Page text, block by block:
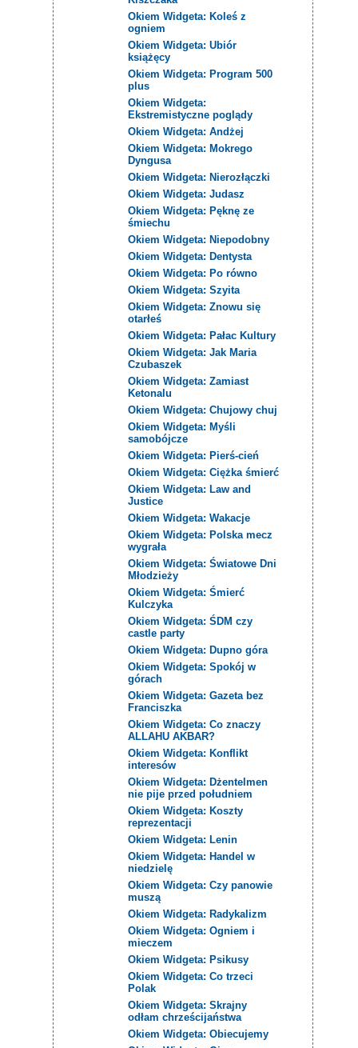
Okiem Widgeta: Koleś z
ogniem
Okiem Widgeta: Ubiór
książęcy
Okiem Widgeta: Program 500
plus
Okiem Widgeta:
Ekstremistyczne poglądy
Okiem Widgeta: Andżej
Okiem Widgeta: Mokrego
Dyngusa
Okiem Widgeta: Nierozłączki
Okiem Widgeta: Judasz
Okiem Widgeta: Pęknę ze
śmiechu
Okiem Widgeta: Niepodobny
Okiem Widgeta: Dentysta
Okiem Widgeta: Po równo
Okiem Widgeta: Szyita
Okiem Widgeta: Znowu się
otarłeś
Okiem Widgeta: Pałac Kultury
Okiem Widgeta: Jak Maria
Czubaszek
Okiem Widgeta: Zamiast
Ketonalu
Okiem Widgeta: Chujowy chuj
Okiem Widgeta: Myśli
samobójcze
Okiem Widgeta: Pierś-cień
Okiem Widgeta: Ciężka śmierć
Okiem Widgeta: Law and
Justice
Okiem Widgeta: Wakacje
Okiem Widgeta: Polska mecz
wygrała
Okiem Widgeta: Światowe Dni
Młodzieży
Okiem Widgeta: Śmierć
Kulczyka
Okiem Widgeta: ŚDM czy
castle party
Okiem Widgeta: Dupno góra
Okiem Widgeta: Spokój w
górach
Okiem Widgeta: Gazeta bez
Franciszka
Okiem Widgeta: Co znaczy
ALLAHU AKBAR?
Okiem Widgeta: Konflikt
interesów
Okiem Widgeta: Dżentelmen
nie pije przed południem
Okiem Widgeta: Koszty
reprezentacji
Okiem Widgeta: Lenin
Okiem Widgeta: Handel w
niedzielę
Okiem Widgeta: Czy panowie
muszą
Okiem Widgeta: Radykalizm
Okiem Widgeta: Ogniem i
mieczem
Okiem Widgeta: Psikusy
Okiem Widgeta: Co trzeci
Polak
Okiem Widgeta: Skrajny
odłam chrześcijaństwa
Okiem Widgeta: Obiecujemy